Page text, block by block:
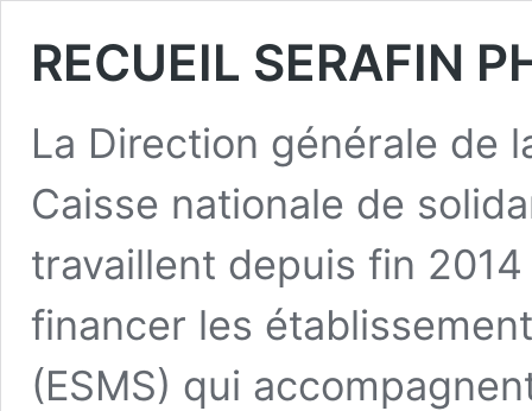
RECUEIL SERAFIN
La Direction générale de
Caisse nationale de
travaillent depuis fin
financer les
(ESMS) qui